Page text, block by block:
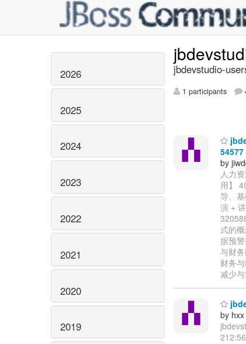
2026
2025
2024
2023
2022
2021
2020
2019
jbdevstudio-
1 participants
54577
by
人力
用】
导、
演 +
式的
据预
与财
财务
减少
by hxx